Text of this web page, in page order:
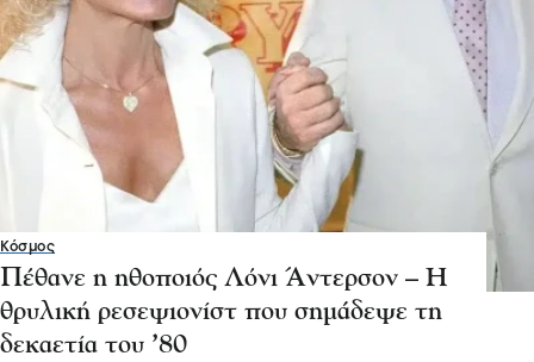
Κόσμος
Πέθανε η ηθοποιός Λόνι Άντερσον – Η
θρυλική ρεσεψιονίστ που σημάδεψε τη
δεκαετία του ’80